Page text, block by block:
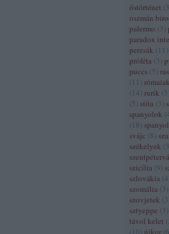
őstörténet (3
oszmán
palermo (3 )
paradox
perzsák ( 11 )
próféta (3 )
puccs (5 )
( 11 ) rómaiak
( 14) rurik (3
(5 ) siíta (3 )
spanyolok (
( 18)
svájc (8)
székelyek (3
szicília (9)
szlovákia (4
szomália (3 )
szovjetek (3
sztyeppe (3 )
távol kelet (
( 10 újkor (